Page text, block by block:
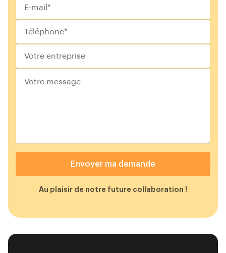
Envoyer ma demande
Au plaisir de notre future collaboration !